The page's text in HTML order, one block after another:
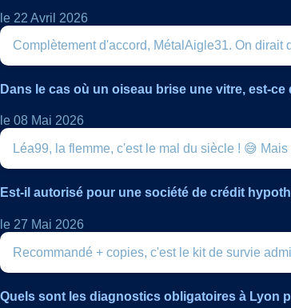
le 22 Avril 2026
Complètement d'accord, MétalAigle31. On
Dans le cas où un oiseau brise une vitre, est-
le 08 Mai 2026
Léa99, la flemme, c'est le mal du siècle ! 😅
Est-il autorisé pour une société de crédit
le 27 Mai 2026
Recommandé + copies, c'est le kit de survie
Quels sont les diagnostics obligatoires à Lyon